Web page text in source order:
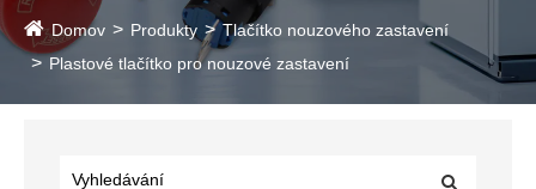
Domov Produkty
Tlačítko nouzového zastavení
Plastové tlačítko pro nouzové zastavení